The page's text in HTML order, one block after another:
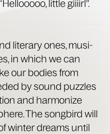
lit­tle giiiirl”.
lit­er­ary ones, musi­
in which we can
our bod­ies from
by sound puz­zles
and har­mo­nize
The song­bird will
win­ter dreams until